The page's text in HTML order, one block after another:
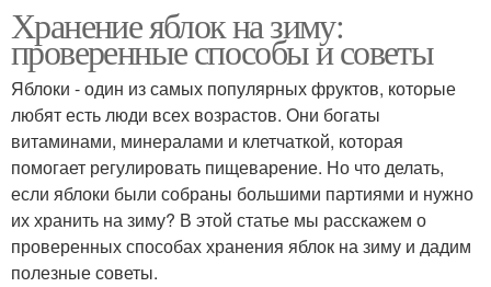
Хранение яблок на зиму:
проверенные способы и советы
Яблоки - один из самых популярных фруктов, которые
любят есть люди всех возрастов. Они богаты
витаминами, минералами и клетчаткой, которая
помогает регулировать пищеварение. Но что делать,
если яблоки были собраны большими партиями и нужно
их хранить на зиму? В этой статье мы расскажем о
проверенных способах хранения яблок на зиму и дадим
полезные советы.